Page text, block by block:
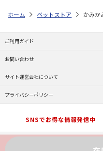
ホーム ペットストア かみか
ご利用ガイド
お問い合わせ
サイト運営会社について
プライバシーポリシー
SNSでお得な情報発信中